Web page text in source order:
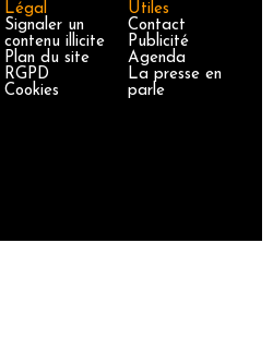
Légal
Signaler un
contenu illicite
Plan du site
RGPD
Cookies
Utiles
Contact
Publicité
Agenda
La presse en
parle